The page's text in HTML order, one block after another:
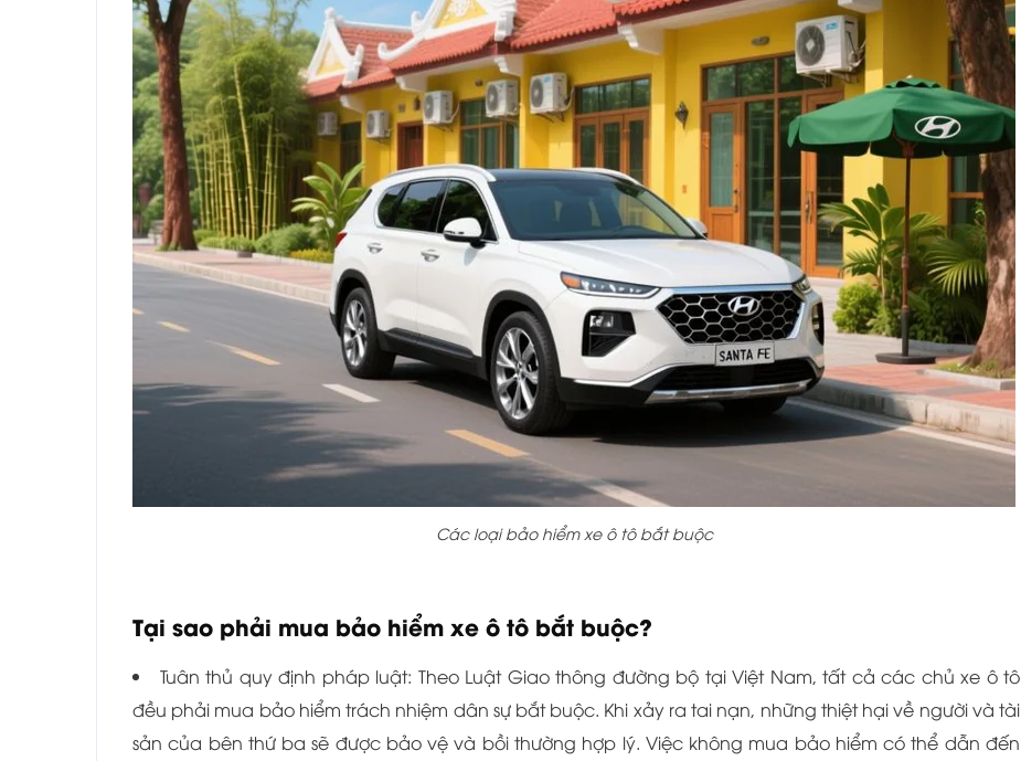
Các loại bảo hiểm xe ô tô bắt buộc
Tại sao phải mua bảo hiểm xe ô tô bắt buộc?
Tuân thủ quy định pháp luật: Theo Luật Giao thông đường bộ tại Việt Nam, tất cả các chủ xe ô tô
đều phải mua bảo hiểm trách nhiệm dân sự bắt buộc. Khi xảy ra tai nạn, những thiệt hại về người và tài
sản của bên thứ ba sẽ được bảo vệ và bồi thường hợp lý. Việc không mua bảo hiểm có thể dẫn đến